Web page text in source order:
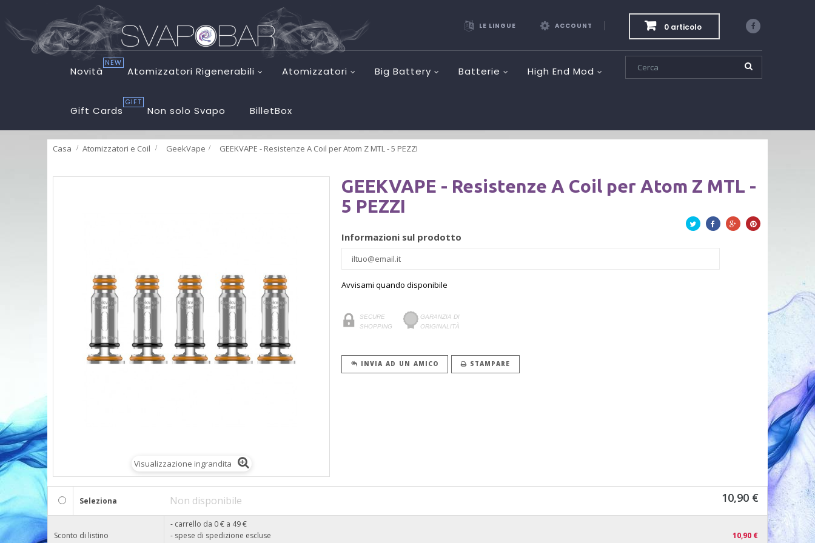
0 articolo
ACCOUNT
LE LINGUE
Novità
NEW
Atomizzatori Rigenerabili Atomizzatori Big Battery Batterie High End Mod
Gift Cards
GIFT
Non solo Svapo BilletBox
Casa Atomizzatori e Coil > GeekVape > GEEKVAPE - Resistenze A Coil per Atom Z MTL - 5 PEZZI
Visualizzazione ingrandita
GEEKVAPE - Resistenze A Coil per Atom Z MTL -
5 PEZZI
Twitta FacebookGoogle+Pinterest
Informazioni sul prodotto
Avvisami quando disponibile
SECURE
SHOPPING
GARANZIA DI
ORIGINALITÀ
INVIA AD UN AMICO STAMPARE
Seleziona Non disponibile 10,90 €
Sconto di listino
- carrello da 0 € a 49 €
- spese di spedizione escluse
10,90 €